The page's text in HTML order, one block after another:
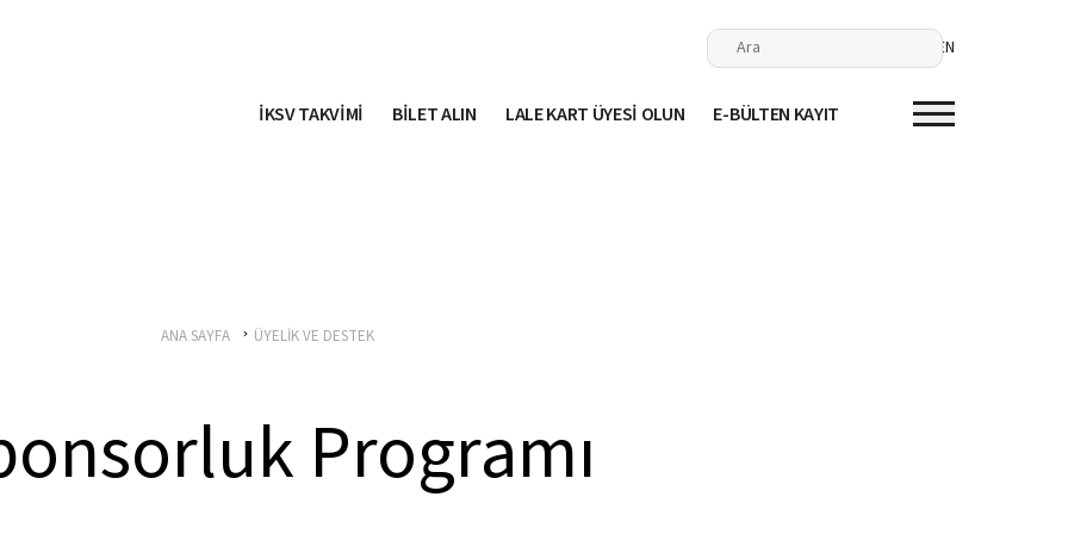
EN
İKSV TAKVİMİ BİLET ALIN LALE KART ÜYESİ OLUN E-BÜLTEN KAYIT
ANA SAYFA ÜYELİK VE DESTEK
Programı